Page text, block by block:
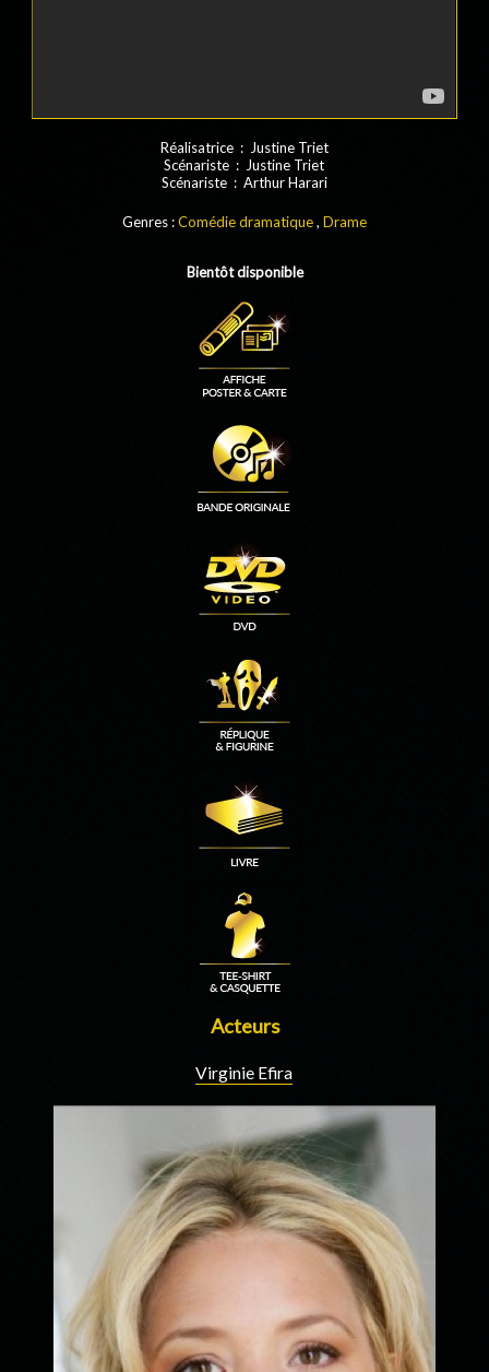
Réalisatrice : Justine Triet
Scénariste : Justine Triet
Scénariste : Arthur Harari
Genres :Comédie dramatique, Drame
Bientôt disponible
Acteurs
Virginie Efira